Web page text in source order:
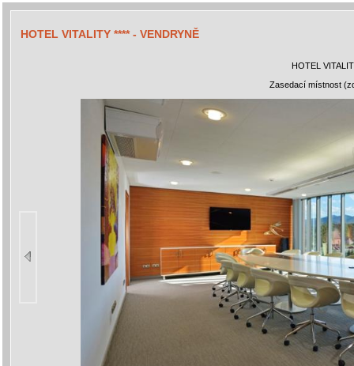
HOTEL VITALITY **** - VENDRYNĚ
HOTEL
Zasedací místnost